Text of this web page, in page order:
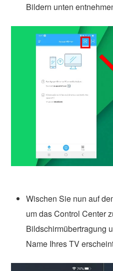
Bildern unten
Wischen Sie nun auf
um das Control Center
Bildschirmübertragung
Name Ihres TV